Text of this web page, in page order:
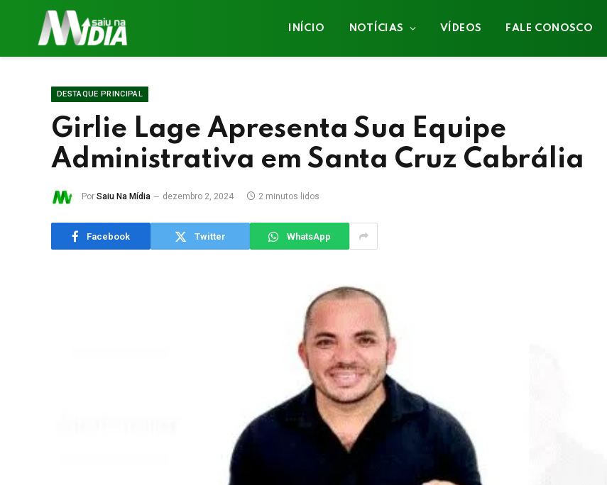
INÍCIO NOTÍCIAS VÍDEOS FALE CONOSCO
DESTAQUE PRINCIPAL
Girlie Lage Apresenta Sua Equipe
Administrativa em Santa Cruz Cabrália
Por Saiu Na Mídia dezembro 2, 2024 2 minutos lidos
Facebook Twitter WhatsApp